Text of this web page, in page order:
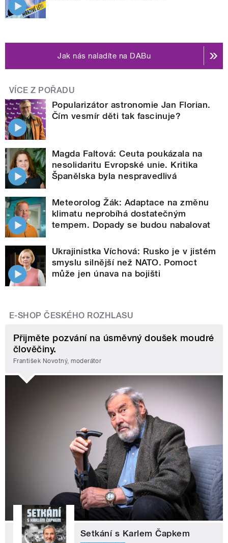
Jak nás naladíte na DABu
VÍCE Z POŘADU
Popularizátor astronomie Jan Florian.
Čím vesmír děti tak fascinuje?
Magda Faltová: Ceuta poukázala na
nesolidaritu Evropské unie. Kritika
Španělska byla nespravedlivá
Meteorolog Žák: Adaptace na změnu
klimatu neprobíhá dostatečným
tempem. Dopady se budou nabalovat
Ukrajinistka Víchová: Rusko je v jistém
smyslu silnější než NATO. Pomoct
může jen únava na bojišti
E-SHOP ČESKÉHO ROZHLASU
Přijměte pozvání na úsměvný doušek moudré
člověčiny.
František Novotný, moderátor
Setkání s Karlem Čapkem